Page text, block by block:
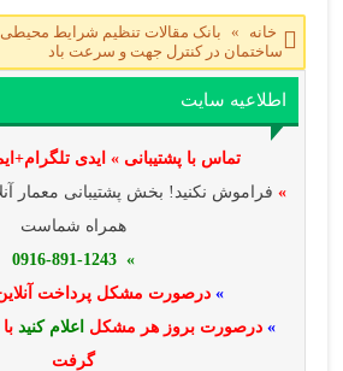
خانه » بانک مقالات تنظیم شرایط محیطی
ساختمان در کنترل جهت و سرعت باد
اطلاعیه سایت
تماس با پشتیبانی » ایدی
» فراموش نکنید! بخش پشتیبانی معمار
همراه شماست
» 0916-891-1243
» درصورت مشکل پرداخت
» درصورت بروز هر مشکل اعلام کنید
گرفت